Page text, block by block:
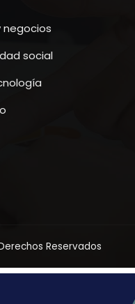
negocios
social
Reservados